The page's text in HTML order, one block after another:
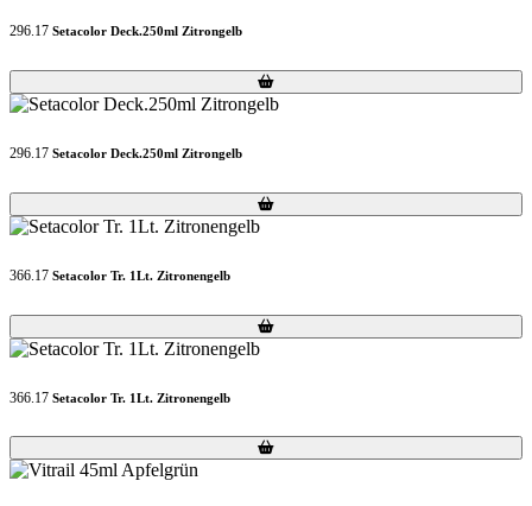
296.17 Setacolor Deck.250ml Zitrongelb
Loading...
Loading...
296.17 Setacolor Deck.250ml Zitrongelb
Loading...
Loading...
366.17 Setacolor Tr. 1Lt. Zitronengelb
Loading...
Loading...
366.17 Setacolor Tr. 1Lt. Zitronengelb
Loading...
Loading...